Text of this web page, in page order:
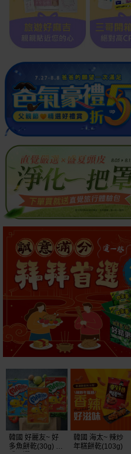
奧利奧~迷你巧克
力夾心餅乾
LANGULY 伊藤先
生~夾心餅乾(1盒